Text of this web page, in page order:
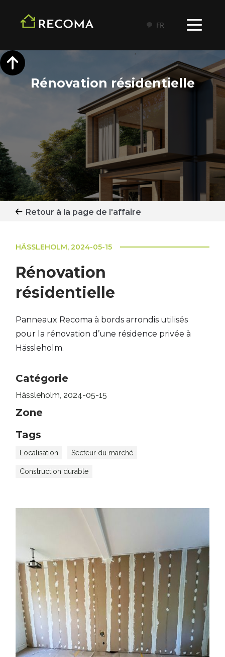
FR
Rénovation résidentielle
Retour à la page de l'affaire
HÄSSLEHOLM, 2024-05-15
Rénovation
résidentielle
Panneaux Recoma à bords arrondis utilisés
pour la rénovation d’une résidence privée à
Hässleholm.
Catégorie
Hässleholm, 2024-05-15
Zone
Tags
Localisation Secteur du marché
Construction durable